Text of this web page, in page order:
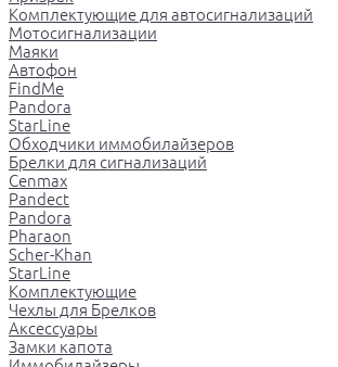
Комплектующие для автосигнализаций
Мотосигнализации
Маяки
Автофон
FindMe
Pandora
StarLine
Обходчики иммобилайзеров
Брелки для сигнализаций
Cenmax
Pandect
Pandora
Pharaon
Scher-Khan
StarLine
Комплектующие
Чехлы для Брелков
Аксессуары
Замки капота